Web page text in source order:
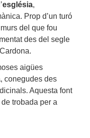
església,
Prop d’un turó
del que fou
des del segle
aigües
, conegudes des
Aquesta font
trobada per a